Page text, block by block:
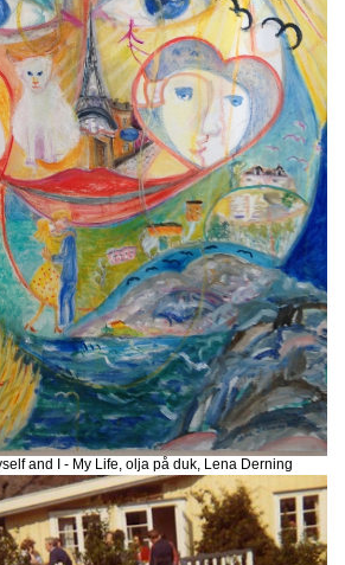
and I - My Life, olja på duk, Lena Derning